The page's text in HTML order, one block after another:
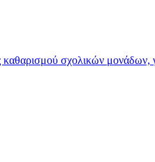
σχολικών μονάδων,